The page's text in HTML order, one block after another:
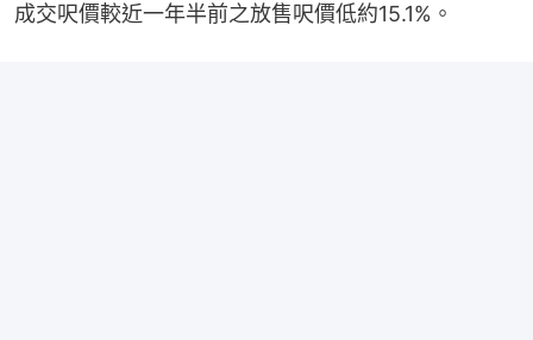
成交呎價較近一年半前之放售呎價低約15.1%。